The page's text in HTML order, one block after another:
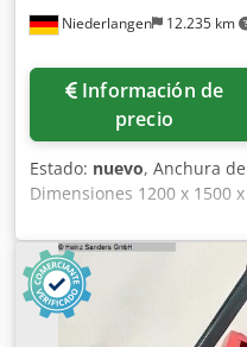
Niederlangen 12.235 km
Información de
precio
Estado: nuevo, Anchura
Dimensiones 1200 x 1500
zanahorias, cereales,
granel. Construcción
horquillas de carretillas
(An/Al): 180 mm/70 mm,
cilindro hidráulico de